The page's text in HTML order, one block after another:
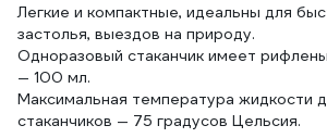
Легкие и компактные, идеальны для
застолья, выездов на природу.
Одноразовый стаканчик имеет
— 100 мл.
Максимальная температура жидкости
стаканчиков — 75 градусов Цельсия.